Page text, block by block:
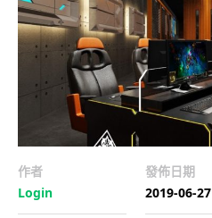
作者
Login
發佈日期
2019-06-27